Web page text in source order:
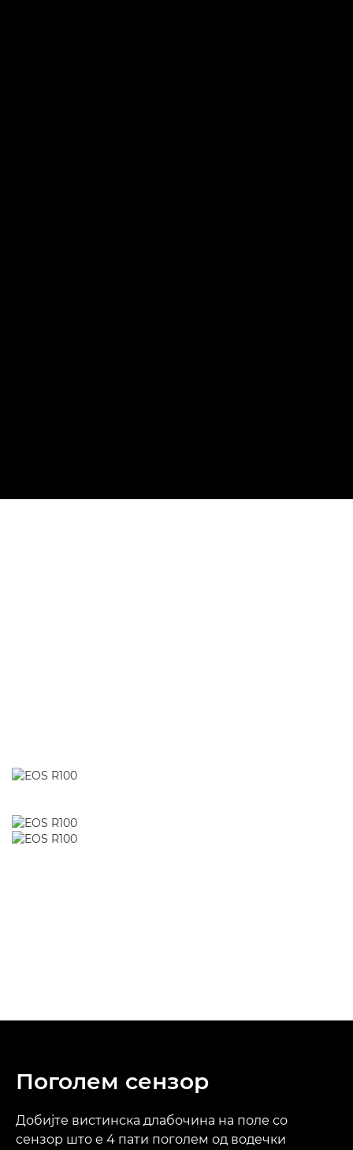
Поголем сензор
Добијте вистинска длабочина на поле со
сензор што е 4 пати поголем од водечки